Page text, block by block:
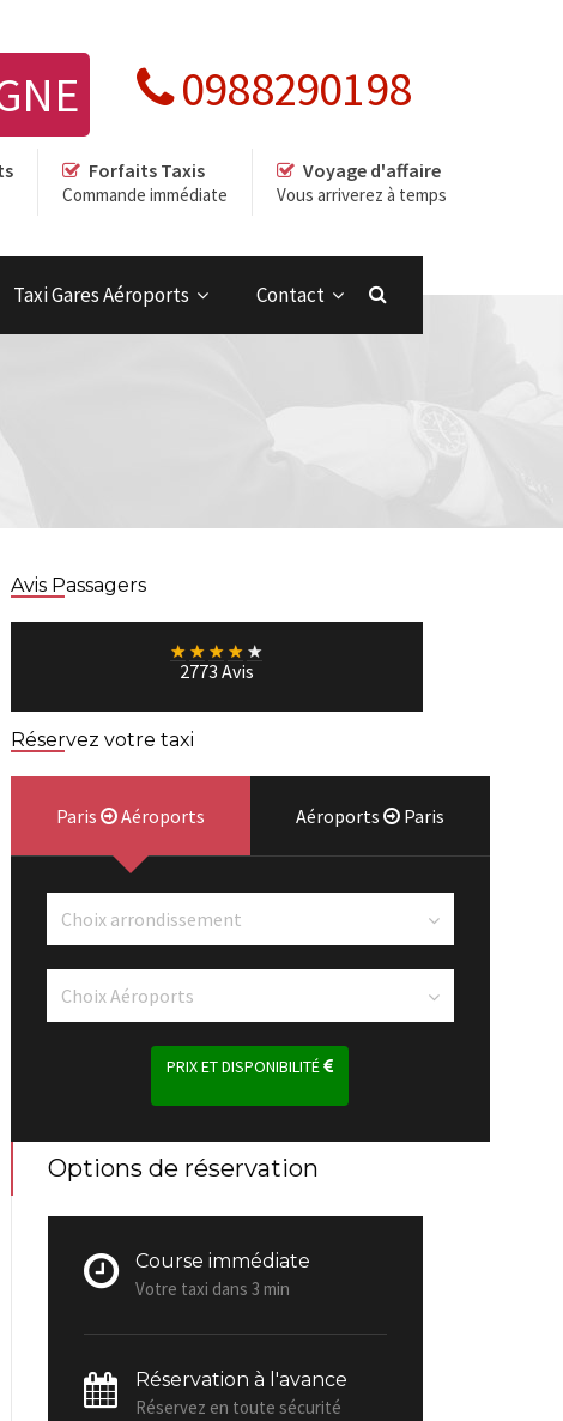
0988290198
Forfaits Taxis
Commande immédiate
Voyage d'affaire
Vous arriverez à temps
Taxi Gares Aéroports Contact
Avis Passagers
★ ★ ★ ★ ★
2773 Avis
Réservez votre taxi
Paris Aéroports Aéroports Paris
PRIX ET DISPONIBILITÉ
Options de réservation
Course immédiate
Votre taxi dans 3 min
Réservation à l'avance
Réservez en toute sécurité